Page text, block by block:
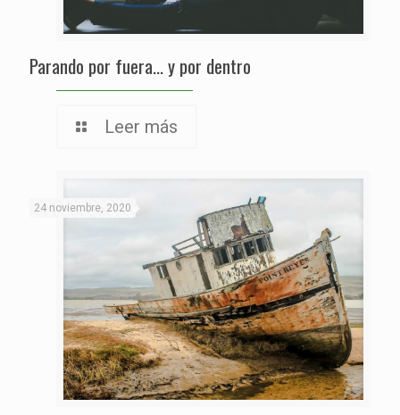
Parando por fuera… y por dentro
Leer más
24 noviembre, 2020